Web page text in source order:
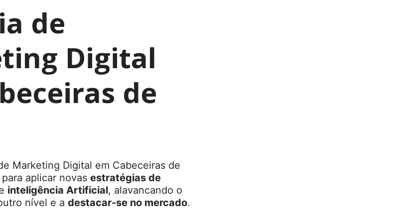
de
Digital
de
Marketing Digital em Cabeceiras de
aplicar novas estratégias de
inteligência Artificial, alavancando o
nível e a destacar-se no mercado.